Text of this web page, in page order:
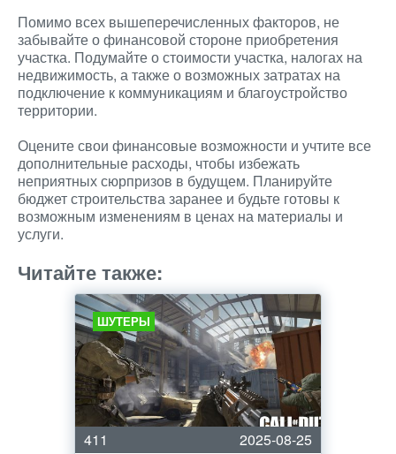
Помимо всех вышеперечисленных факторов, не
забывайте о финансовой стороне приобретения
участка. Подумайте о стоимости участка, налогах на
недвижимость, а также о возможных затратах на
подключение к коммуникациям и благоустройство
территории.
Оцените свои финансовые возможности и учтите все
дополнительные расходы, чтобы избежать
неприятных сюрпризов в будущем. Планируйте
бюджет строительства заранее и будьте готовы к
возможным изменениям в ценах на материалы и
услуги.
Читайте также:
ШУТЕРЫ
411
2025-08-25